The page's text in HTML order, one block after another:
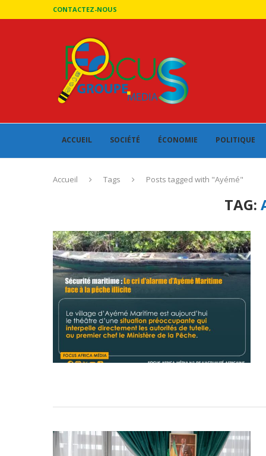
CONTACTEZ-NOUS
ACCUEIL SOCIÉTÉ ÉCONOMIE POLITIQUE
Accueil Tags Posts tagged with "Ayémé"
TAG: